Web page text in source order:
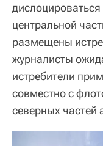
центральной
размещены
журналисты
истребители
совместно с
северных частей